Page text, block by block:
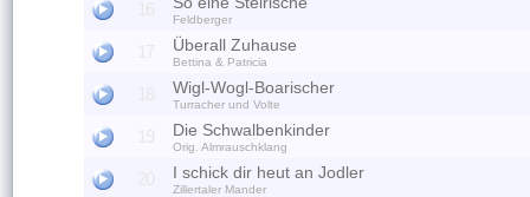
16
Feldberger
17 Überall Zuhause
Bettina & Patricia
18 Wigl-Wogl-Boarischer
Turracher und Volte
19 Die Schwalbenkinder
Orig. Almrauschklang
20 I schick dir heut an Jodler
Zillertaler Mander